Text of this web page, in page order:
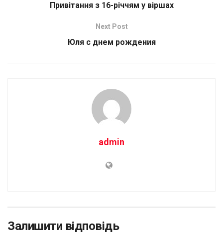
Привітання з 16-річчям у віршах
Next Post
Юля с днем рождения
admin
Залишити відповідь